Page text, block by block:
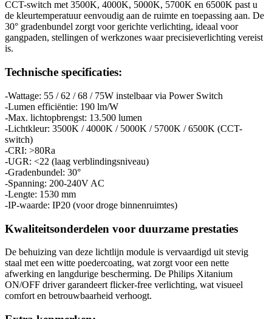
CCT-switch met 3500K, 4000K, 5000K, 5700K en 6500K past u
de kleurtemperatuur eenvoudig aan de ruimte en toepassing aan. De
30° gradenbundel zorgt voor gerichte verlichting, ideaal voor
gangpaden, stellingen of werkzones waar precisieverlichting vereist
is.
Technische specificaties:
-Wattage: 55 / 62 / 68 / 75W instelbaar via Power Switch
-Lumen efficiëntie: 190 lm/W
-Max. lichtopbrengst: 13.500 lumen
-Lichtkleur: 3500K / 4000K / 5000K / 5700K / 6500K (CCT-
switch)
-CRI: >80Ra
-UGR: <22 (laag verblindingsniveau)
-Gradenbundel: 30°
-Spanning: 200-240V AC
-Lengte: 1530 mm
-IP-waarde: IP20 (voor droge binnenruimtes)
Kwaliteitsonderdelen voor duurzame prestaties
De behuizing van deze lichtlijn module is vervaardigd uit stevig
staal met een witte poedercoating, wat zorgt voor een nette
afwerking en langdurige bescherming. De Philips Xitanium
ON/OFF driver garandeert flicker-free verlichting, wat visueel
comfort en betrouwbaarheid verhoogt.